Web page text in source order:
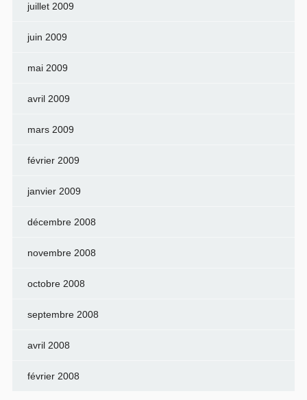
juillet 2009
juin 2009
mai 2009
avril 2009
mars 2009
février 2009
janvier 2009
décembre 2008
novembre 2008
octobre 2008
septembre 2008
avril 2008
février 2008